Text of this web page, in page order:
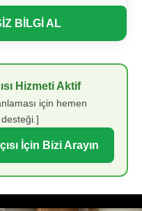
BİLGİ AL
Hizmeti Aktif
için hemen
İçin Bizi Arayın